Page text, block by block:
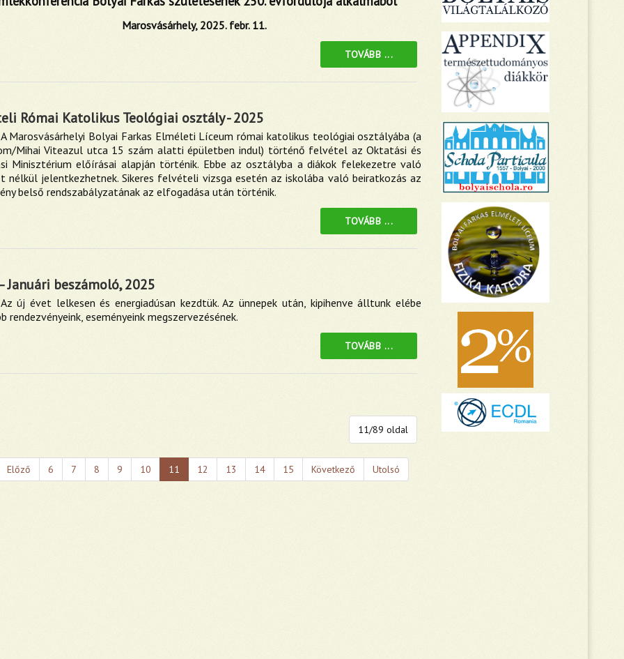
Marosvásárhely, 2025. febr. 11.
TOVÁBB ...
Római Katolikus Teológiai osztály - 2025
A Marosvásárhelyi Bolyai Farkas Elméleti Líceum római katolikus teológiai osztályába (a
Mihai Viteazul utca 15 szám alatti épületben indul) történő felvétel az Oktatási és
Minisztérium előírásai alapján történik. Ebbe az osztályba a diákok felekezetre való
nélkül jelentkezhetnek. Sikeres felvételi vizsga esetén az iskolába való beiratkozás az
belső rendszabályzatának az elfogadása után történik.
TOVÁBB ...
Januári beszámoló, 2025
Az új évet lelkesen és energiadúsan kezdtük. Az ünnepek után, kipihenve álltunk elébe
rendezvényeink, eseményeink megszervezésének.
TOVÁBB ...
11/89 oldal
Előző 6 7 8 9 10 11 12 13 14 15 Következő Utolsó